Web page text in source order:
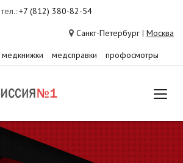
тел.: +7 (812) 380-82-54
Санкт-Петербург | Москва
медкнижки
медсправки профосмотры